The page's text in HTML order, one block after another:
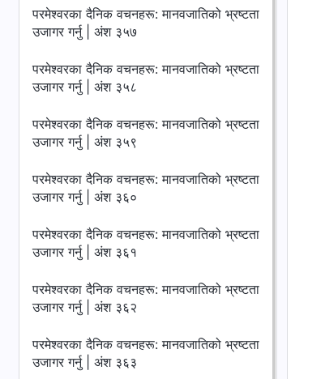
परमेश्‍वरका दैनिक वचनहरू: मानवजातिको भ्रष्टता
उजागर गर्नु | अंश ३५७
परमेश्‍वरका दैनिक वचनहरू: मानवजातिको भ्रष्टता
उजागर गर्नु | अंश ३५८
परमेश्‍वरका दैनिक वचनहरू: मानवजातिको भ्रष्टता
उजागर गर्नु | अंश ३५९
परमेश्‍वरका दैनिक वचनहरू: मानवजातिको भ्रष्टता
उजागर गर्नु | अंश ३६०
परमेश्‍वरका दैनिक वचनहरू: मानवजातिको भ्रष्टता
उजागर गर्नु | अंश ३६१
परमेश्‍वरका दैनिक वचनहरू: मानवजातिको भ्रष्टता
उजागर गर्नु | अंश ३६२
परमेश्‍वरका दैनिक वचनहरू: मानवजातिको भ्रष्टता
उजागर गर्नु | अंश ३६३